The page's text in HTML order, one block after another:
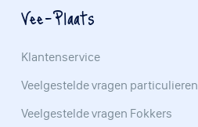
Vee-Plaats
Klantenservice
Veelgestelde vragen particulieren
Veelgestelde vragen Fokkers